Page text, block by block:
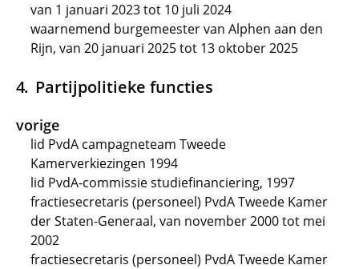
van 1 januari 2023 tot 10 juli 2024
waarnemend burgemeester van Alphen aan den
Rijn, van 20 januari 2025 tot 13 oktober 2025
Partijpolitieke functies
vorige
lid PvdA campagneteam Tweede
Kamerverkiezingen 1994
lid PvdA-commissie studiefinanciering, 1997
fractiesecretaris (personeel) PvdA Tweede Kamer
der Staten-Generaal, van november 2000 tot mei
2002
fractiesecretaris (personeel) PvdA Tweede Kamer